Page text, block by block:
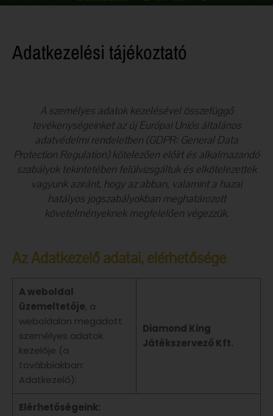
Adatkezelési tájékoztató
A személyes adatok kezelésével összefüggő
tevékenységeinket az új Európai Uniós általános
adatvédelmi rendeletben (GDPR: General Data
Protection Regulation) kötelezően előírt és alkalmazandó
szabályok tekintetében felülvizsgáltuk és elkötelezettek
vagyunk aziránt, hogy az abban, valamint a hazai
hatályos jogszabályokban meghatározott
követelményeknek megfelelően végezzük.
Az Adatkezelő adatai, elérhetősége
A weboldal
üzemeltetője, a
weboldalon megadott
személyes adatok
kezelője (a
továbbiakban:
Adatkezelő):
Diamond King
Játékszervező Kft.
Elérhetőségeink: